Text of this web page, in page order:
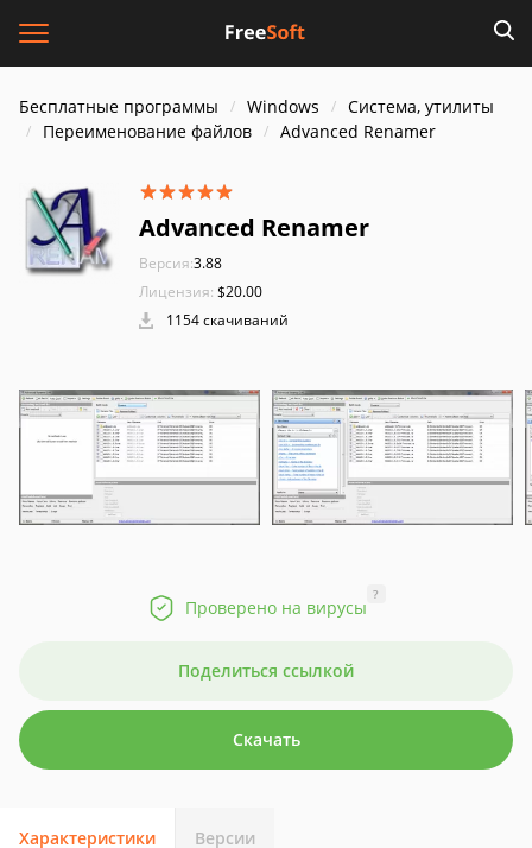
Бесплатные программы Windows
Система, утилиты
Переименование файлов
Advanced Renamer
Advanced Renamer
Версия:3.88
Лицензия: $20.00
1154 скачиваний
Проверено на вирусы
?
Поделиться ссылкой
Скачать
Характеристики Версии